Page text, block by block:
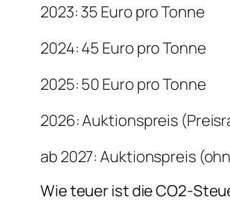
2023: 35 Euro pro Tonne
2024: 45 Euro pro Tonne
2025: 50 Euro pro Tonne
2026: Auktionspreis
ab 2027: Auktionspreis
Wie teuer ist die CO2-